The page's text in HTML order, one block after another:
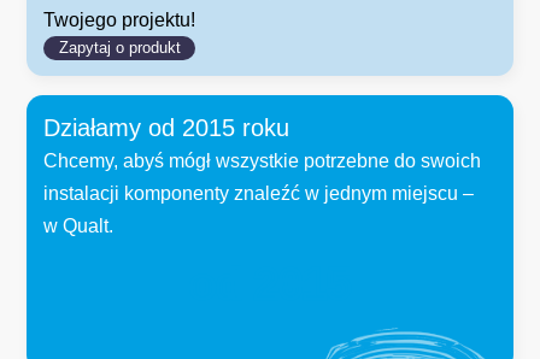
Twojego projektu!
Zapytaj o produkt
Działamy od 2015 roku
Chcemy, abyś mógł wszystkie potrzebne do swoich
instalacji komponenty znaleźć w jednym miejscu –
w Qualt.